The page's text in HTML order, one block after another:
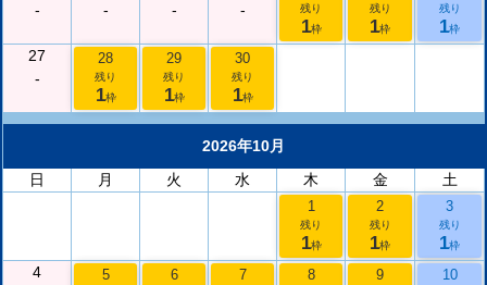
-
-
-
-
残り
1枠
残り
1枠
残り
1枠
27
-
28
残り
1枠
29
残り
1枠
30
残り
1枠
2026年10月
日
月 火 水 木 金 土
1
残り
1枠
2
残り
1枠
3
残り
1枠
4
5 6 7 8 9 10